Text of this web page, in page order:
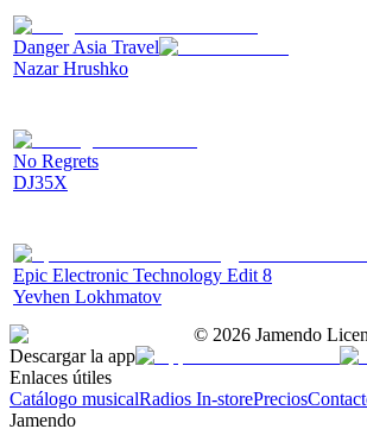
Danger Asia Travel
Nazar Hrushko
No Regrets
DJ35X
Epic Electronic Technology Edit 8
Yevhen Lokhmatov
© 2026 Jamendo
Descargar la app
Enlaces útiles
Catálogo musicalRadios In-storePrecios
Jamendo